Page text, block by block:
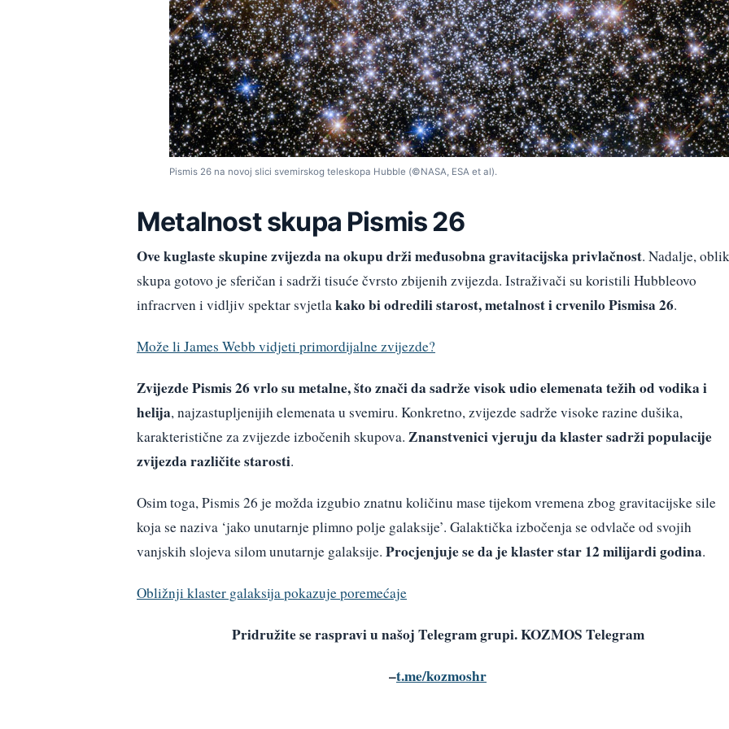
Pismis 26 na novoj slici svemirskog teleskopa Hubble (©NASA, ESA et al).
Metalnost skupa Pismis 26
Ove kuglaste skupine zvijezda na okupu drži međusobna gravitacijska privlačnost. Nadalje, oblik
skupa gotovo je sferičan i sadrži tisuće čvrsto zbijenih zvijezda. Istraživači su koristili Hubbleovo
infracrven i vidljiv spektar svjetlakako bi odredili starost, metalnost i crvenilo Pismisa 26.
Može li James Webb vidjeti primordijalne zvijezde?
Zvijezde Pismis 26 vrlo su metalne, što znači da sadrže visok udio elemenata težih od vodika i
helija, najzastupljenijih elemenata u svemiru. Konkretno, zvijezde sadrže visoke razine dušika,
karakteristične za zvijezde izbočenih skupova. Znanstvenici vjeruju da klaster sadrži populacije
zvijezda različite starosti.
Osim toga, Pismis 26 je možda izgubio znatnu količinu mase tijekom vremena zbog gravitacijske sile
koja se naziva ‘jako unutarnje plimno polje galaksije’. Galaktička izbočenja se odvlače od svojih
vanjskih slojeva silom unutarnje galaksije. Procjenjuje se da je klaster star 12 milijardi godina.
Obližnji klaster galaksija pokazuje poremećaje
Pridružite se raspravi u našoj Telegram grupi. KOZMOS Telegram
–t.me/kozmoshr